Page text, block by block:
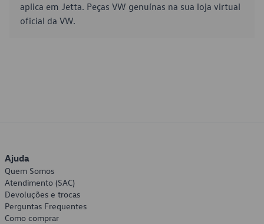
aplica em Jetta. Peças VW genuínas na sua loja virtual
oficial da VW.
Ajuda
Quem Somos
Atendimento (SAC)
Devoluções e trocas
Perguntas Frequentes
Como comprar